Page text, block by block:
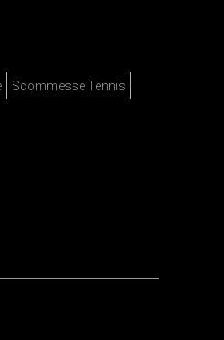
Scommesse Tennis